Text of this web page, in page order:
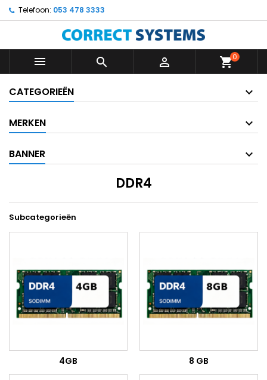
Telefoon: 053 478 3333
   shopping_cart0
CATEGORIEËN
MERKEN
BANNER
DDR4
Subcategorieën
4GB 8 GB